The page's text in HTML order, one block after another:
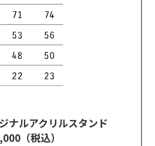
ナルアクリルスタンド
（税込）